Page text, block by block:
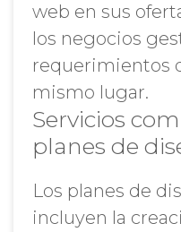
web en sus
los negocios
requerimientos
mismo lugar.
Servicios
planes de
Los planes de
incluyen la